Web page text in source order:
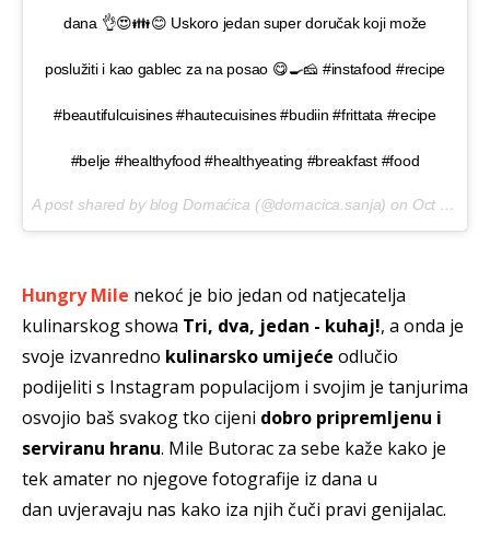
dana 👌😍👪😊 Uskoro jedan super doručak koji može
poslužiti i kao gablec za na posao 😋🍳🧀 #instafood #recipe
#beautifulcuisines #hautecuisines #budiin #frittata #recipe
#belje #healthyfood #healthyeating #breakfast #food
A post shared by blog Domaćica (@domacica.sanja) on Oct 23, 2016 at 1:41am PDT
Hungry Mile nekoć je bio jedan od natjecatelja
kulinarskog showa Tri, dva, jedan - kuhaj!, a onda je
svoje izvanredno kulinarsko umijeće odlučio
podijeliti s Instagram populacijom i svojim je tanjurima
osvojio baš svakog tko cijeni dobro pripremljenu i
serviranu hranu. Mile Butorac za sebe kaže kako je
tek amater no njegove fotografije iz dana u
dan uvjeravaju nas kako iza njih čuči pravi genijalac.